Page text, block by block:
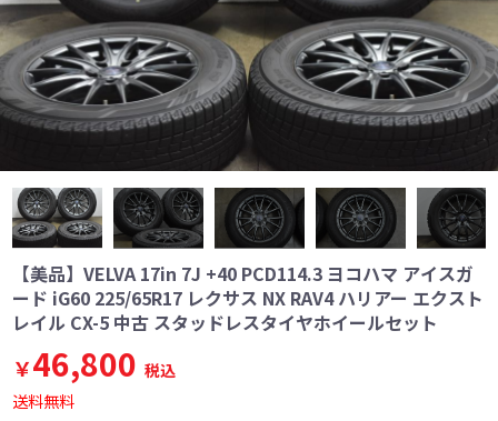
【美品】VELVA 17in 7J +40 PCD114.3 ヨコハマ アイスガ
ード iG60 225/65R17 レクサス NX RAV4 ハリアー エクスト
レイル CX-5 中古 スタッドレスタイヤホイールセット
￥46,800 税込
送料無料